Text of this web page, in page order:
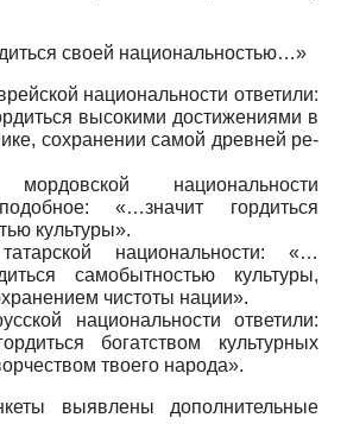
своей национальностью…»
национальности ответили:
вы­сокими достижениями в
сохранении самой древней ре­
национальности
«…значит гордиться
культуры».
национальности: «…
самобытно­стью культуры,
чистоты нации».
национальности ответили:
богат­ством культурных
твоего народа».
выявлены дополнительные